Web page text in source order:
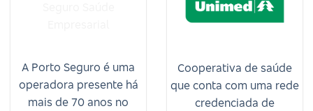
A Porto Seguro é uma
operadora presente há
mais de 70 anos no
Cooperativa de saúde
que conta com uma rede
credenciada de